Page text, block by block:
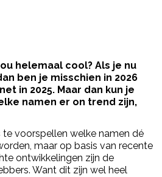
helemaal cool? Als je nu
ben je misschien in 2026
in 2025. Maar dan kun je
namen er on trend zijn,
voorspellen welke namen dé
maar op basis van recente
ontwikkelingen zijn de
Want dit zijn wel heel